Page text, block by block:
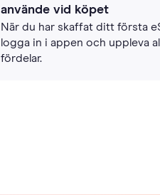
använde vid köpet
När du har skaffat ditt första
logga in i appen och uppleva
fördelar.